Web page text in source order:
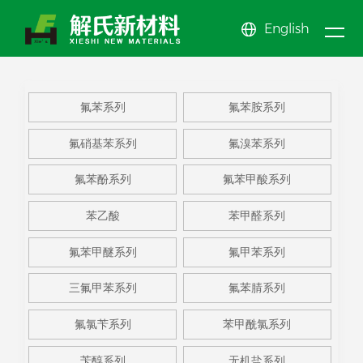
English
我们
About us
公司文化
EHS体系
公司简介
企业展示
资质荣誉
产品
中心
Product center
氟苯甲
醚系列
氟甲苯
系列
三氟甲
苯系列
更多系
列
氟苯酚
系列
氟苯甲
酸系列
苯乙酸
氟苯系
列
氟苯胺
系列
氟硝基
新闻
中心
News center
公司新闻
行业动态
氟苯系列 氟苯胺系列
氟硝基苯系列 氟溴苯系列
氟苯酚系列 氟苯甲酸系列
苯乙酸 苯甲醛系列
氟苯甲醚系列 氟甲苯系列
三氟甲苯系列 氟苯腈系列
氟氯苄系列 苯甲酰氯系列